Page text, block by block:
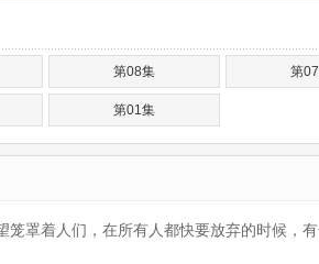
第08集 第
第01集
着人们，在所有人都快要放弃的时候，有